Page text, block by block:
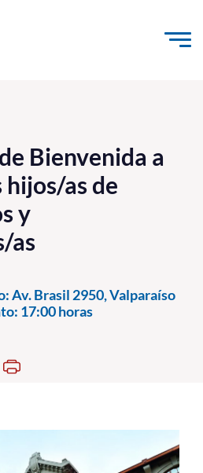
al contenido
Innovación
Bienvenida a
as de
y
as
Av. Brasil 2950, Valparaíso
17:00 horas